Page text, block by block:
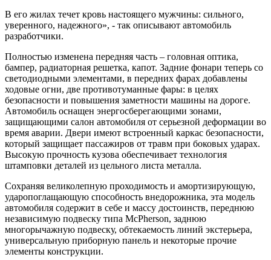
В его жилах течет кровь настоящего мужчины: сильного,
уверенного, надежного», - так описывают автомобиль
разработчики.
Полностью изменена передняя часть – головная оптика,
бампер, радиаторная решетка, капот. Задние фонари теперь со
светодиодными элементами, в передних фарах добавлены
ходовые огни, две противотуманные фары: в целях
безопасности и повышения заметности машины на дороге.
Автомобиль оснащен энергосберегающими зонами,
защищающими салон автомобиля от серьезной деформации во
время аварии. Двери имеют встроенный каркас безопасности,
который защищает пассажиров от травм при боковых ударах.
Высокую прочность кузова обеспечивает технология
штамповки деталей из цельного листа металла.
Сохраняя великолепную проходимость и амортизирующую,
ударопоглащающую способность внедорожника, эта модель
автомобиля содержит в себе и массу достоинств, переднюю
независимую подвеску типа McPherson, заднюю
многорычажную подвеску, обтекаемость линий экстерьера,
универсальную приборную панель и некоторые прочие
элементы конструкции.